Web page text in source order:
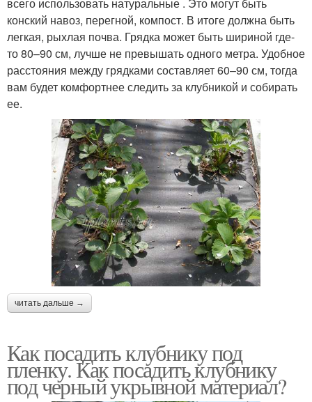
всего использовать натуральные . Это могут быть
конский навоз, перегной, компост. В итоге должна быть
легкая, рыхлая почва. Грядка может быть шириной где-
то 80–90 см, лучше не превышать одного метра. Удобное
расстояния между грядками составляет 60–90 см, тогда
вам будет комфортнее следить за клубникой и собирать
ее.
читать дальше →
Как посадить клубнику под
пленку. Как посадить клубнику
под черный укрывной материал?